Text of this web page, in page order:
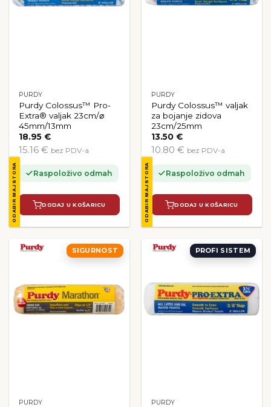
ODABIR MAJSTORA
PURDY
Purdy Colossus™ Pro-
Extra® valjak 23cm/⌀
45mm/13mm
18.95€
15.16 € bez PDV-a
Raspoloživo odmah
DODAJ U KOŠARICU ODABIR MAJSTORA
PURDY
Purdy Colossus™ valjak
za bojanje zidova
23cm/25mm
13.50€
10.80 € bez PDV-a
Raspoloživo odmah
DODAJ U KOŠARICU
SIGURNOST
PURDY
PROFI SISTEM
PURDY